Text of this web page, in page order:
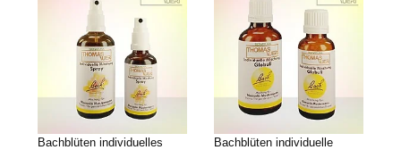
Bachblüten individuelles
Bachblüten individuelle